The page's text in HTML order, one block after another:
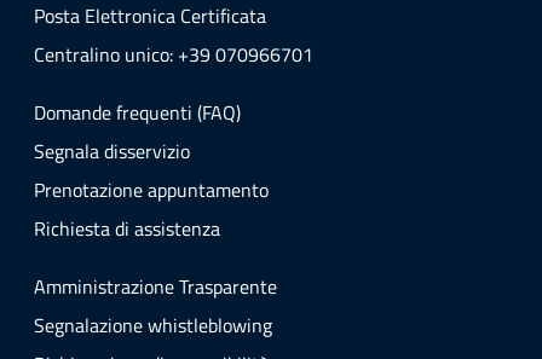
Posta Elettronica Certificata
Centralino unico: +39 070966701
Domande frequenti (FAQ)
Segnala disservizio
Prenotazione appuntamento
Richiesta di assistenza
Amministrazione Trasparente
Segnalazione whistleblowing